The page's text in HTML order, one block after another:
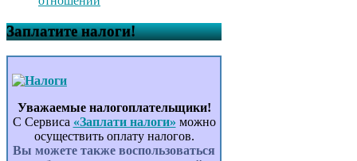
Заплатите налоги!
Уважаемые налогоплательщики!
С Сервиса «Заплати налоги» можно
осуществить оплату налогов.
Вы можете также воспользоваться